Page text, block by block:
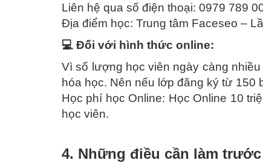
Liên hệ qua số điện thoại: 0979 789
Địa điểm học: Trung tâm Faceseo –
💻 Đối với hình thức online:
Vì số lượng học viên ngày càng
hóa học. Nên nếu lớp đăng ký từ
Học phí học Online: Học Online 10
học viên.
4. Những điều cần làm